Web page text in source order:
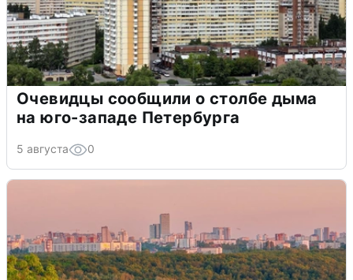
Очевидцы сообщили о столбе дыма
на юго-западе Петербурга
5 августа 0